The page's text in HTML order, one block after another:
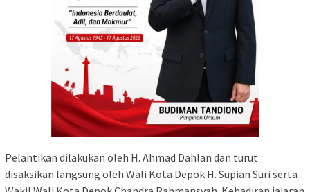
Pelantikan dilakukan oleh H. Ahmad Dahlan dan turut
disaksikan langsung oleh Wali Kota Depok H. Supian Suri serta